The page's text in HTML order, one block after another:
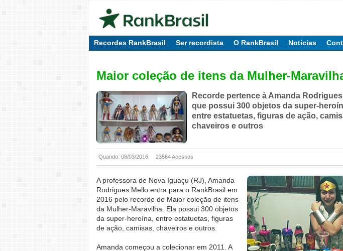
Recordes RankBrasil Ser recordista O RankBrasil Notícias
Maior coleção de itens da Mulher-
Recorde pertence à Amanda
que possui 300 objetos da super-
entre estatuetas, figuras de ação,
chaveiros e outros
Quando: 08/03/2016 23564 Acessos
A professora de Nova Iguaçu (RJ), Amanda
Rodrigues Mello entra para o RankBrasil em
2016 pelo recorde de Maior coleção de itens
da Mulher-Maravilha. Ela possui 300 objetos
da super-heroína, entre estatuetas, figuras
de ação, camisas, chaveiros e outros.
Amanda começou a colecionar em 2011. A